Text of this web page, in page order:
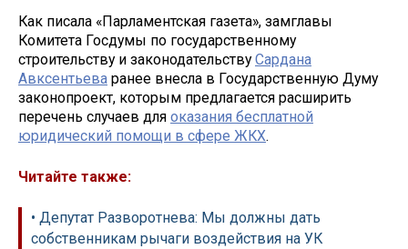
Как писала «Парламентская газета», замглавы
Комитета Госдумы по государственному
строительству и законодательствуСардана
Авксентьева ранее внесла в Государственную Думу
законопроект, которым предлагается расширить
перечень случаев для оказания бесплатной
юридический помощи в сфере ЖКХ.
Читайте также:
• Депутат Разворотнева: Мы должны дать
собственникам рычаги воздействия на УК